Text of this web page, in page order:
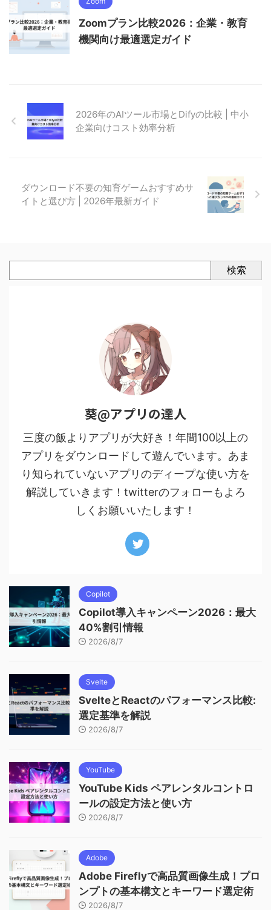
Zoomプラン比較2026：企業・教育
機関向け最適選定ガイド
2026年のAIツール市場とDifyの比較 | 中小
企業向けコスト効率分析
ダウンロード不要の知育ゲームおすすめサ
イトと選び方 | 2026年最新ガイド
検索
葵@アプリの達人
三度の飯よりアプリが大好き！年間100以上の
アプリをダウンロードして遊んでいます。あま
り知られていないアプリのディープな使い方を
解説していきます！twitterのフォローもよろ
しくお願いいたします！
Copilot
Copilot導入キャンペーン2026：最大
40%割引情報
2026/8/7
Svelte
SvelteとReactのパフォーマンス比較:
選定基準を解説
2026/8/7
YouTube
YouTube Kids ペアレンタルコントロ
ールの設定方法と使い方
2026/8/7
Adobe
Adobe Fireflyで高品質画像生成！プロ
ンプトの基本構文とキーワード選定術
2026/8/7